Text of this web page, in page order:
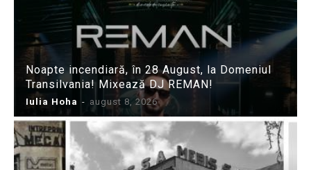
Noapte incendiară, în 28 August, la Domeniul
Transilvania! Mixează DJ REMAN!
Iulia Hoha - august 8, 2026